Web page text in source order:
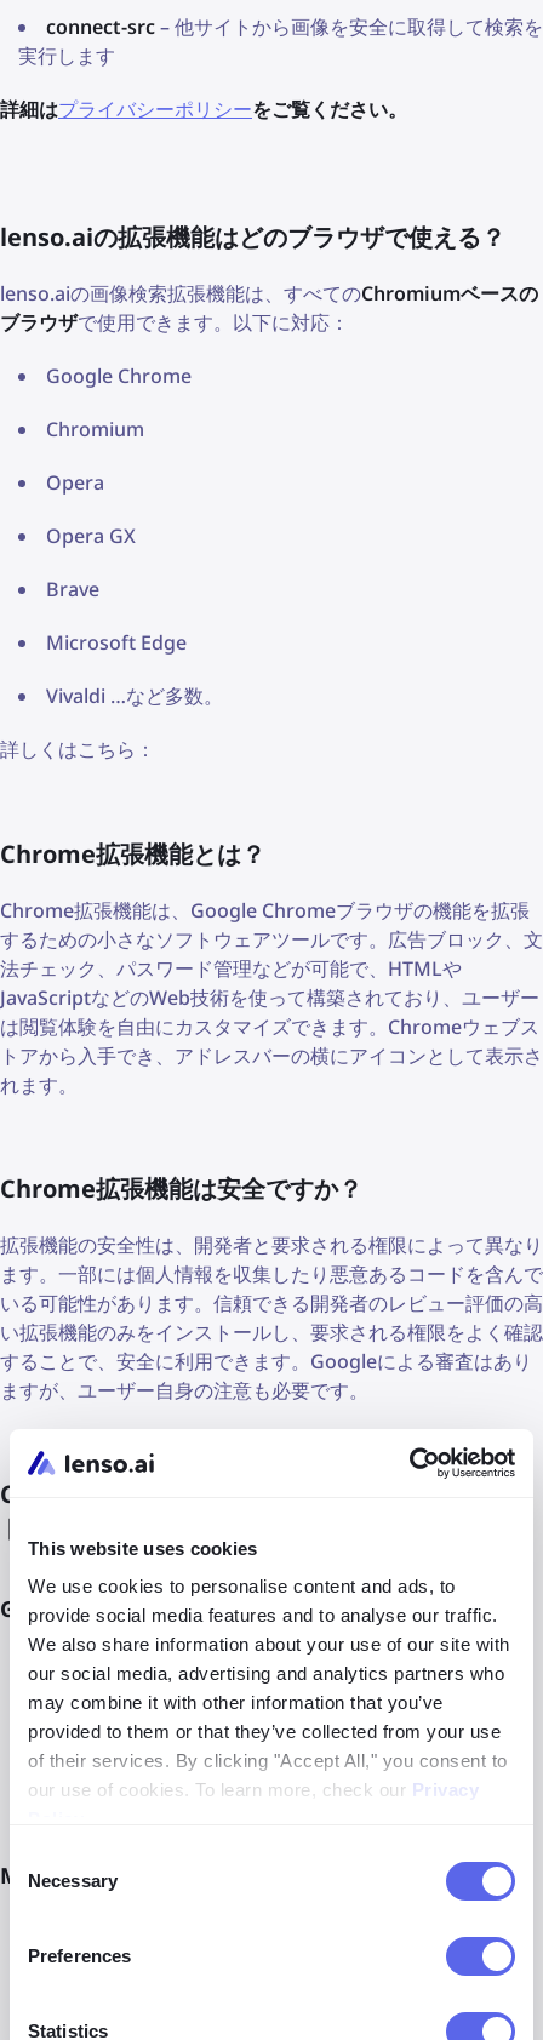
This website uses cookies
We use cookies to personalise content and ads, to
provide social media features and to analyse our traffic.
We also share information about your use of our site with
our social media, advertising and analytics partners who
may combine it with other information that you’ve
provided to them or that they’ve collected from your use
of their services. By clicking "Accept All," you consent to
our use of cookies. To learn more, check our Privacy
Selection
Necessary
Preferences
Statistics
connect-src– 他サイトから画像を安全に取得して検索を
実行します
詳細はプライバシーポリシーをご覧ください。
lenso.aiの拡張機能はどのブラウザで使える？
lenso.aiの画像検索拡張機能は、すべてのChromiumベースの
ブラウザで使用できます。以下に対応：
Google Chrome
Chromium
Opera
Opera GX
Brave
Microsoft Edge
Vivaldi …など多数。
詳しくはこちら：
Chrome拡張機能とは？
Chrome拡張機能は、Google Chromeブラウザの機能を拡張
するための小さなソフトウェアツールです。広告ブロック、文
法チェック、パスワード管理などが可能で、HTMLや
JavaScriptなどのWeb技術を使って構築されており、ユーザー
は閲覧体験を自由にカスタマイズできます。Chromeウェブス
トアから入手でき、アドレスバーの横にアイコンとして表示さ
れます。
Chrome拡張機能は安全ですか？
拡張機能の安全性は、開発者と要求される権限によって異なり
ます。一部には個人情報を収集したり悪意あるコードを含んで
いる可能性があります。信頼できる開発者のレビュー評価の高
い拡張機能のみをインストールし、要求される権限をよく確認
することで、安全に利用できます。Googleによる審査はあり
ますが、ユーザー自身の注意も必要です。
Chromeやその他のブラウザに拡張機能をインス
トールする方法は？
Google Chromeで
Chrome ウェブストア にアクセス
使用したい拡張機能を検索
**「Add to Chrome」をクリックし、 「Add
extension」**で確認
Microsoft Edgeで
表示されたら**「他のストアからの拡張機能を許可す